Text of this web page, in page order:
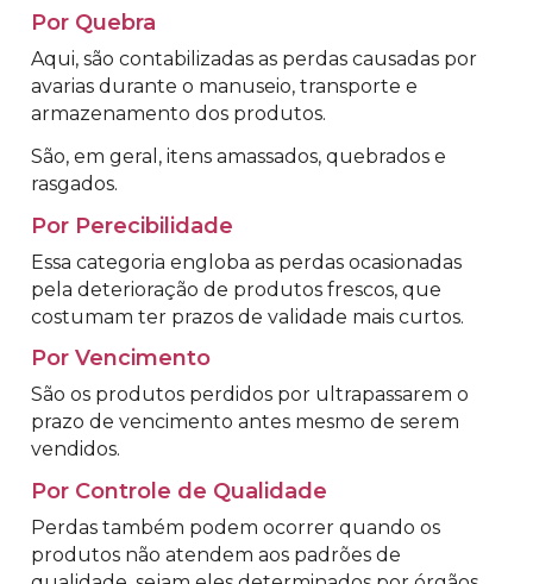
Por Quebra
Aqui, são contabilizadas as perdas causadas por
avarias durante o manuseio, transporte e
armazenamento dos produtos.
São, em geral, itens amassados, quebrados e
rasgados.
Por Perecibilidade
Essa categoria engloba as perdas ocasionadas
pela deterioração de produtos frescos, que
costumam ter prazos de validade mais curtos.
Por Vencimento
São os produtos perdidos por ultrapassarem o
prazo de vencimento antes mesmo de serem
vendidos.
Por Controle de Qualidade
Perdas também podem ocorrer quando os
produtos não atendem aos padrões de